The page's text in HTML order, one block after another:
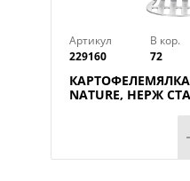
Артикул
229160
В кор.
72
КАРТОФЕЛЕМЯЛКА
NATURE, НЕРЖ